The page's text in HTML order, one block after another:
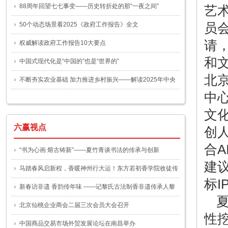
艺
员
请
和
北
中
文
创
合
建
标
性
融合新路径
88周年回望七七事变——历史转折处的那“一夜之间”
50个动态场景看2025《政府工作报告》全文
权威解读政府工作报告10大要点
中国式现代化是“中国的”也是“世界的”
不断夯实农业基础 加力推进乡村振兴——解读2025年中央
六赢视点
“书为心画 熔古铸新”——夏竹青谈书法的传承与创新
马踏春风启新程，香暖神州行大运！东方若初香学院收徒传
艺仪式圆满举办
新春访非遗 香韵传年味 ——记黎氏古法制香非遗传承人黎
晓玲
北京仙桃企业商会二届三次会员大会召开
中国商品交易市场外贸发展论坛在南昌举办